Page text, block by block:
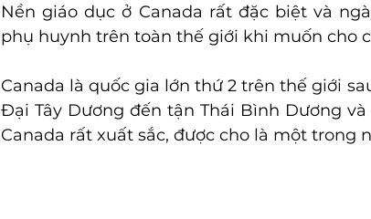
Nền giáo dục ở Canada rất đặc biệt và
phụ huynh trên toàn thế giới khi muốn cho
Canada là quốc gia lớn thứ 2 trên thế giới
Đại Tây Dương đến tận Thái Bình Dương
Canada rất xuất sắc, được cho là một trong